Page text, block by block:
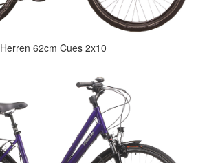
Herren 62cm Cues 2x10